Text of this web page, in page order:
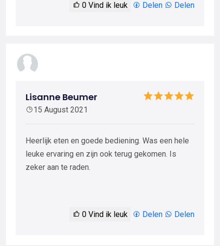
0 Vind ik leuk Delen Delen
Lisanne Beumer
15 August 2021
Heerlijk eten en goede bediening. Was een hele
leuke ervaring en zijn ook terug gekomen. Is
zeker aan te raden.
0 Vind ik leuk Delen Delen